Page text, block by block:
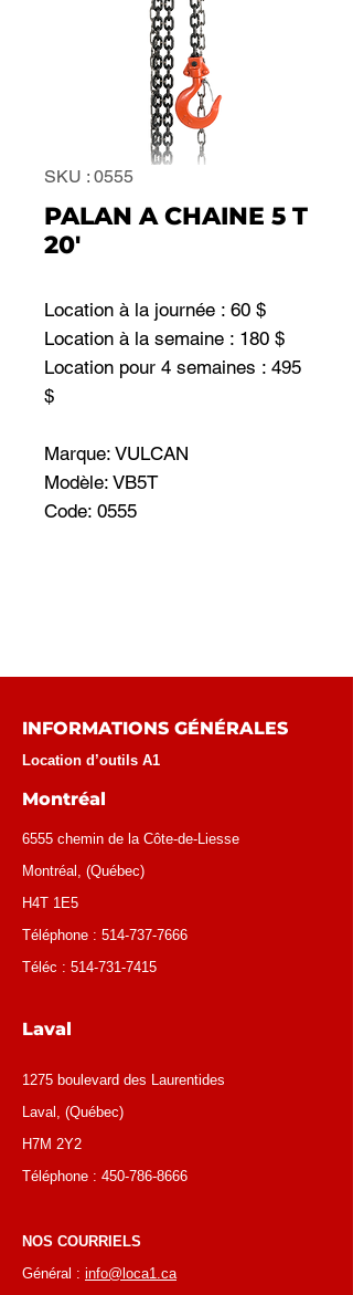
SKU : 0555
PALAN A CHAINE 5 T
20'
Location à la journée : 60 $
Location à la semaine : 180 $
Location pour 4 semaines : 495
$
Marque: VULCAN
Modèle: VB5T
Code: 0555
INFORMATIONS GÉNÉRALES
Location d’outils A1
Montréal
6555 chemin de la Côte-de-Liesse
Montréal , (Québec)
H4T 1E5
Téléphone : 514-737-7666
Téléc : 514-731-7415
Laval
1275 boulevard des Laurentides
Laval, (Québec)
H7M 2Y2
Téléphone : 450-786-8666
NOS COURRIELS
Général : info@loca1.ca